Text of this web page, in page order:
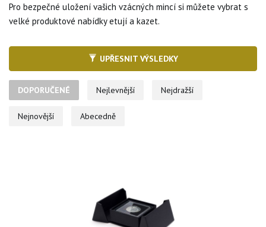
Pro bezpečné uložení vašich vzácných mincí si můžete vybrat s
velké produktové nabídky etují a kazet.
UPŘESNIT VÝSLEDKY
DOPORUČENÉ Nejlevnější Nejdražší
Nejnovější Abecedně